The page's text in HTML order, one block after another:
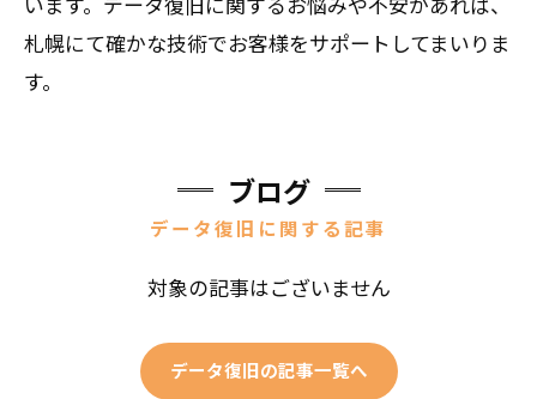
札幌にて確かな技術でお客様をサポートしてまいりま
す。
ブログ
データ復旧に関する記事
対象の記事はございません
データ復旧の記事一覧へ